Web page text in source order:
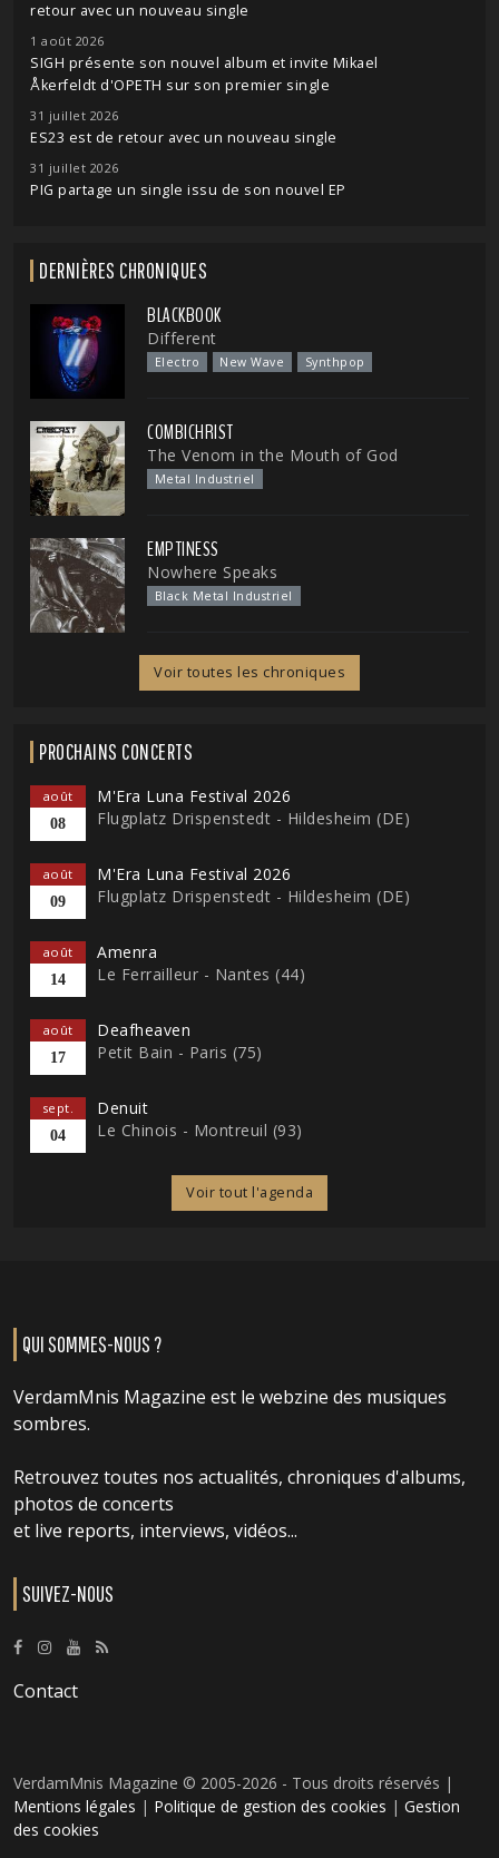
retour avec un nouveau single
1 août 2026
SIGH présente son nouvel album et invite Mikael
Åkerfeldt d'OPETH sur son premier single
31 juillet 2026
ES23 est de retour avec un nouveau single
31 juillet 2026
PIG partage un single issu de son nouvel EP
DERNIÈRES CHRONIQUES
BLACKBOOK
Different
Electro New Wave Synthpop
COMBICHRIST
The Venom in the Mouth of God
Metal Industriel
EMPTINESS
Nowhere Speaks
Black Metal Industriel
Voir toutes les chroniques
PROCHAINS CONCERTS
août
08
M'Era Luna Festival 2026
Flugplatz Drispenstedt - Hildesheim (DE)
août
09
M'Era Luna Festival 2026
Flugplatz Drispenstedt - Hildesheim (DE)
août
14
Amenra
Le Ferrailleur - Nantes (44)
août
17
Deafheaven
Petit Bain - Paris (75)
sept.
04
Denuit
Le Chinois - Montreuil (93)
Voir tout l'agenda
QUI SOMMES-NOUS ?
VerdamMnis Magazine est le webzine des musiques
sombres.
Retrouvez toutes nos actualités, chroniques d'albums,
photos de concerts
et live reports, interviews, vidéos...
SUIVEZ-NOUS
Contact
VerdamMnis Magazine © 2005-2026 - Tous droits réservés |
Mentions légales | Politique de gestion des cookies | Gestion
des cookies